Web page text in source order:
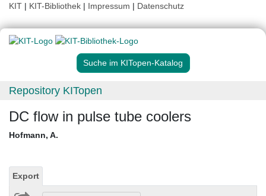
KIT | KIT-Bibliothek | Impressum | Datenschutz
Suche im KITopen-Katalog
Repository KITopen
DC flow in pulse tube coolers
Hofmann, A.
Export